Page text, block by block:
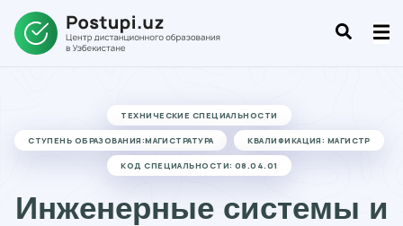
ТЕХНИЧЕСКИЕ СПЕЦИАЛЬНОСТИ
СТУПЕНЬ ОБРАЗОВАНИЯ:МАГИСТРАТУРА КВАЛИФИКАЦИЯ: МАГИСТР
КОД СПЕЦИАЛЬНОСТИ: 08.04.01
Инженерные системы и